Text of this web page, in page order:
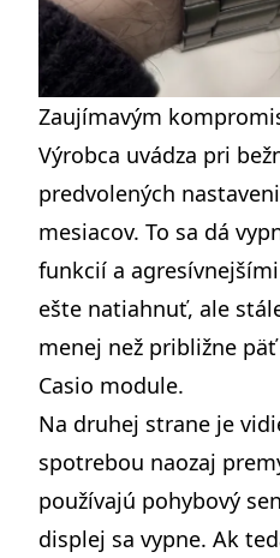
Zaujímavým
Výrobca uvádza pri
predvolených
mesiacov. To sa dá
funkcií a
ešte natiahnuť, ale
menej než približne
Casio module.
Na druhej strane je
spotrebou naozaj
používajú pohybový
displej sa vypne. Ak